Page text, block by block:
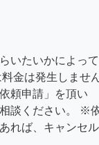
いたいかによって
金は発生しませ
頼申請」を頂い
談ください。 ※
れば、キャンセル